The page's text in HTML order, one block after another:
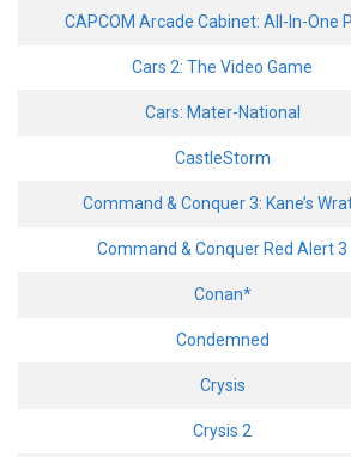
CAPCOM Arcade Cabinet: All-In-One
Cars 2: The Video Game
Cars: Mater-National
CastleStorm
Command & Conquer 3: Kane’s
Command & Conquer Red Alert 3
Conan*
Condemned
Crysis
Crysis 2